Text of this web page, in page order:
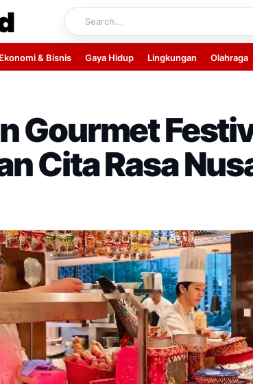
Ekonomi & Bisnis Gaya Hidup Lingkungan Olahraga
Gourmet
Cita Rasa